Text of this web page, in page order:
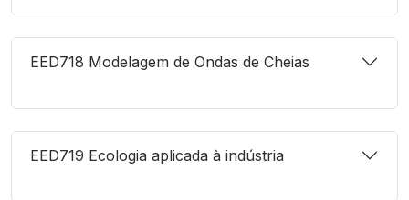
EED718 Modelagem de Ondas de Cheias
EED719 Ecologia aplicada à indústria